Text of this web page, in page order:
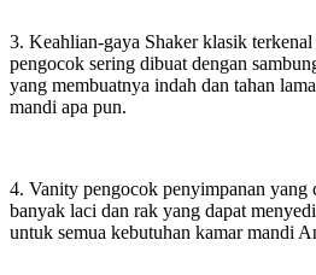
3. Keahlian-gaya Shaker klasik
pengocok sering dibuat dengan
yang membuatnya indah dan tahan
mandi apa pun.
4. Vanity pengocok penyimpanan yang
banyak laci dan rak yang dapat
untuk semua kebutuhan kamar mandi